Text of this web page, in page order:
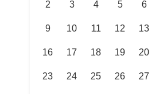
2 3 4 5 6
9 10 11 12 13
16 17 18 19 20
23 24 25 26 27